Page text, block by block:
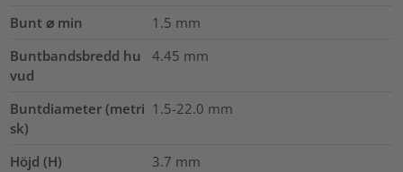
Bunt ⌀ min
1.5 mm
Buntbandsbredd hu
vud
4.45 mm
Buntdiameter (metri
sk)
1.5-22.0 mm
Höjd (H) 3.7 mm